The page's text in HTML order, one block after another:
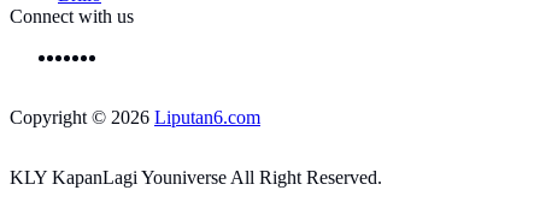
Connect with us
Copyright © 2026 Liputan6.com
KLY KapanLagi Youniverse All Right Reserved.